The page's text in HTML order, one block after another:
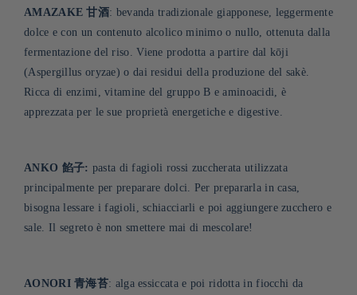
AMAZAKE 甘酒: bevanda tradizionale giapponese, leggermente
dolce e con un contenuto alcolico minimo o nullo, ottenuta dalla
fermentazione del riso. Viene prodotta a partire dal kōji
(Aspergillus oryzae) o dai residui della produzione del sakè.
Ricca di enzimi, vitamine del gruppo B e aminoacidi, è
apprezzata per le sue proprietà energetiche e digestive.
ANKO 餡子: pasta di fagioli rossi zuccherata utilizzata
principalmente per preparare dolci. Per prepararla in casa,
bisogna lessare i fagioli, schiacciarli e poi aggiungere zucchero e
sale. Il segreto è non smettere mai di mescolare!
AONORI 青海苔: alga essiccata e poi ridotta in fiocchi da